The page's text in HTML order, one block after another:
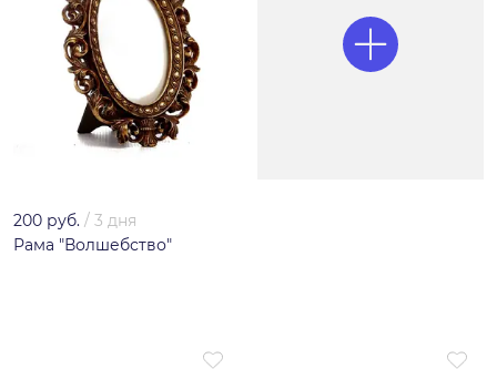
200 руб. / 3 дня
Рама "Волшебство"